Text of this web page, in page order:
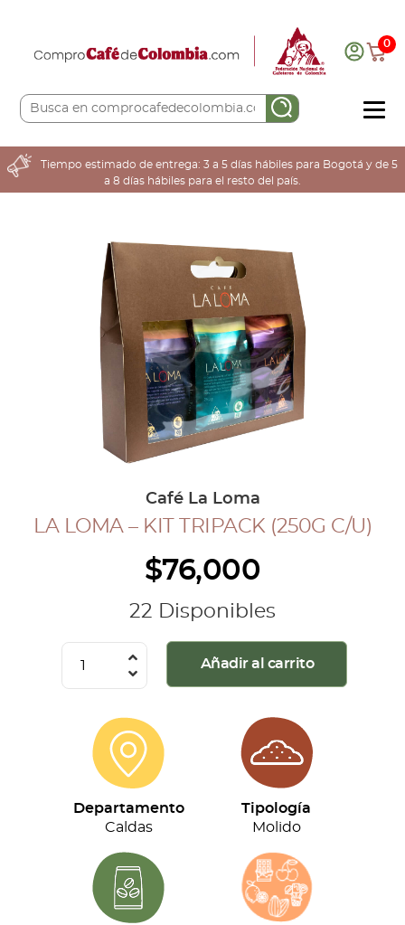
0
COMPRA AQUÍ
COLOMBIA CAFETERA
COLECCIÓN CAFETERA
INGRESAR
Cerrar Sesión
Tiempo estimado de entrega: 3 a 5 días hábiles para Bogotá y de 5
a 8 días hábiles para el resto del país.
Café La Loma
LA LOMA – KIT TRIPACK (250G C/U)
$76,000
22 Disponibles
Tripack
c/u)
cantidad
Añadir al carrito
Departamento
Caldas
Tipología
Molido